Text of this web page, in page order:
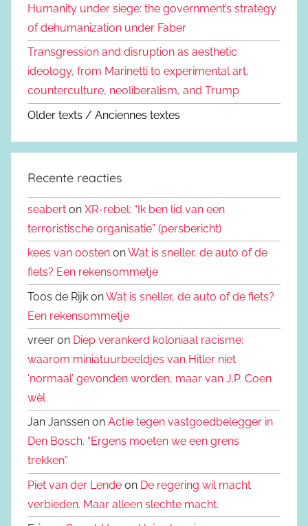
Humanity under siege: the government’s strategy
of dehumanization under Faber
Transgression and disruption as aesthetic
ideology, from Marinetti to experimental art,
counterculture, neoliberalism, and Trump
Older texts / Anciennes textes
Recente reacties
seabert on XR-rebel: “Ik ben lid van een
terroristische organisatie” (persbericht)
kees van oosten onWat is sneller, de auto of de
fiets? Een rekensommetje
Toos de Rijk onWat is sneller, de auto of de fiets?
Een rekensommetje
vreer on Diep verankerd koloniaal racisme:
waarom miniatuurbeeldjes van Hitler niet
‘normaal’ gevonden worden, maar van J.P. Coen
wèl
Jan Janssen on Actie tegen vastgoedbelegger in
Den Bosch. “Ergens moeten we een grens
trekken”
Piet van der Lende on De regering wil macht
verbieden. Maar alleen slechte macht.